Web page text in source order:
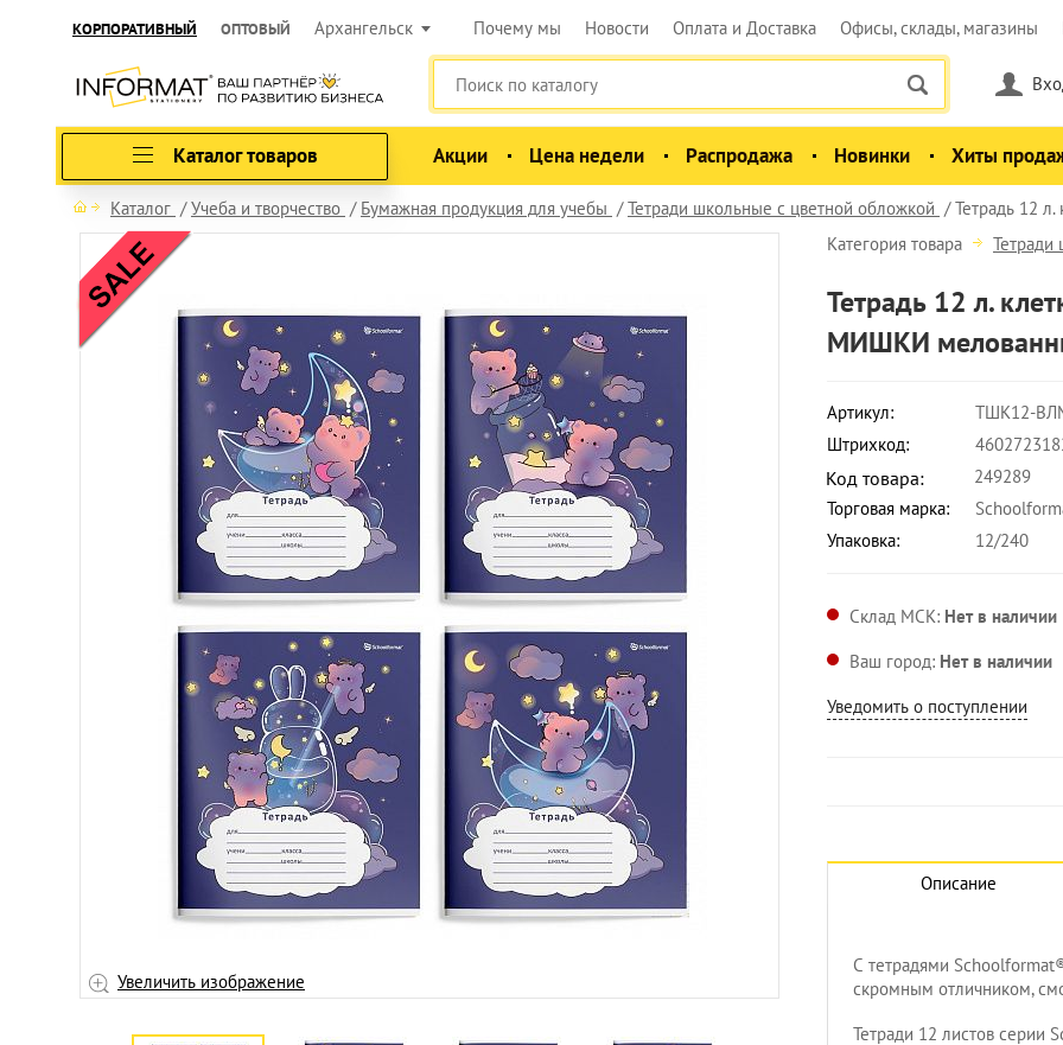
КОРПОРАТИВНЫЙ ОПТОВЫЙ Архангельск Почему мы Новости Оплата и Доставка Офисы, склады, магазины
Каталог товаров Акции Цена недели Распродажа Новинки Хиты
Каталог Учеба и творчество Бумажная продукция для учебы Тетради школьные с цветной обложкой Тетрадь 12
Увеличить изображение Увеличить изображение
Категория товара Тетради
Тетрадь 12 л.
МИШКИ
Артикул:
ТШК12-
Штрихкод:
Код товара:
249289
Торговая марка:
Упаковка:
12/240
Склад МСК: Нет в наличии
Ваш город: Нет в наличии
Уведомить о поступлении
Описание
С тетрадями
скромным отличником,
Тетради 12 листов